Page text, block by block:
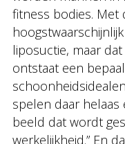
fitness bodies. Met
liposuctie, maar
ontstaat een
spelen daar helaas
beeld dat wordt
werkelijkheid.” En